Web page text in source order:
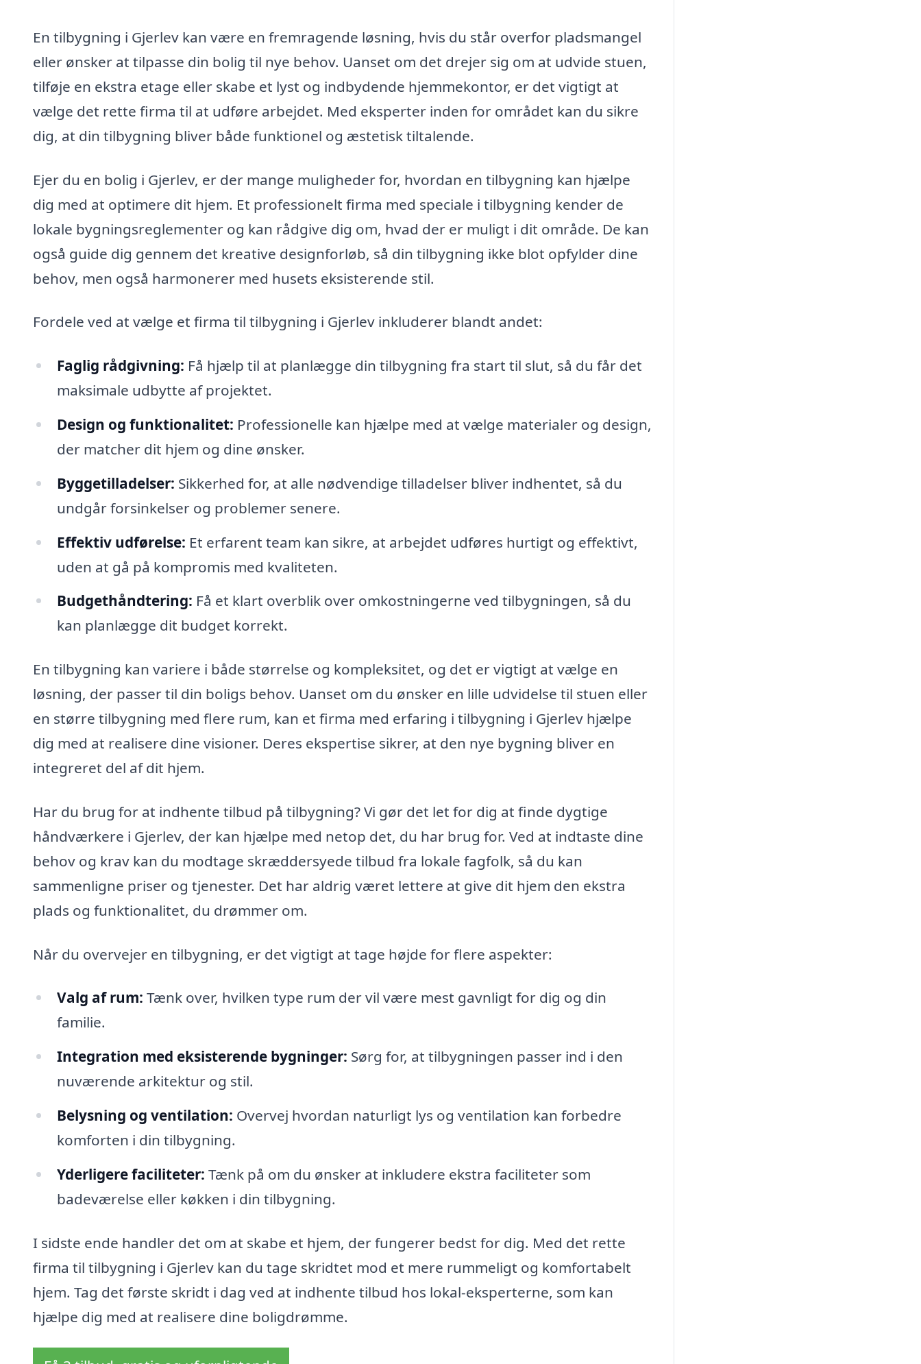
En tilbygning i Gjerlev kan være en fremragende løsning, hvis du står overfor pladsmangel
eller ønsker at tilpasse din bolig til nye behov. Uanset om det drejer sig om at udvide stuen,
tilføje en ekstra etage eller skabe et lyst og indbydende hjemmekontor, er det vigtigt at
vælge det rette firma til at udføre arbejdet. Med eksperter inden for området kan du sikre
dig, at din tilbygning bliver både funktionel og æstetisk tiltalende.
Ejer du en bolig i Gjerlev, er der mange muligheder for, hvordan en tilbygning kan hjælpe
dig med at optimere dit hjem. Et professionelt firma med speciale i tilbygning kender de
lokale bygningsreglementer og kan rådgive dig om, hvad der er muligt i dit område. De kan
også guide dig gennem det kreative designforløb, så din tilbygning ikke blot opfylder dine
behov, men også harmonerer med husets eksisterende stil.
Fordele ved at vælge et firma til tilbygning i Gjerlev inkluderer blandt andet:
Faglig rådgivning: Få hjælp til at planlægge din tilbygning fra start til slut, så du får det
maksimale udbytte af projektet.
Design og funktionalitet: Professionelle kan hjælpe med at vælge materialer og design,
der matcher dit hjem og dine ønsker.
Byggetilladelser: Sikkerhed for, at alle nødvendige tilladelser bliver indhentet, så du
undgår forsinkelser og problemer senere.
Effektiv udførelse: Et erfarent team kan sikre, at arbejdet udføres hurtigt og effektivt,
uden at gå på kompromis med kvaliteten.
Budgethåndtering: Få et klart overblik over omkostningerne ved tilbygningen, så du
kan planlægge dit budget korrekt.
En tilbygning kan variere i både størrelse og kompleksitet, og det er vigtigt at vælge en
løsning, der passer til din boligs behov. Uanset om du ønsker en lille udvidelse til stuen eller
en større tilbygning med flere rum, kan et firma med erfaring i tilbygning i Gjerlev hjælpe
dig med at realisere dine visioner. Deres ekspertise sikrer, at den nye bygning bliver en
integreret del af dit hjem.
Har du brug for at indhente tilbud på tilbygning? Vi gør det let for dig at finde dygtige
håndværkere i Gjerlev, der kan hjælpe med netop det, du har brug for. Ved at indtaste dine
behov og krav kan du modtage skræddersyede tilbud fra lokale fagfolk, så du kan
sammenligne priser og tjenester. Det har aldrig været lettere at give dit hjem den ekstra
plads og funktionalitet, du drømmer om.
Når du overvejer en tilbygning, er det vigtigt at tage højde for flere aspekter:
Valg af rum: Tænk over, hvilken type rum der vil være mest gavnligt for dig og din
familie.
Integration med eksisterende bygninger: Sørg for, at tilbygningen passer ind i den
nuværende arkitektur og stil.
Belysning og ventilation: Overvej hvordan naturligt lys og ventilation kan forbedre
komforten i din tilbygning.
Yderligere faciliteter: Tænk på om du ønsker at inkludere ekstra faciliteter som
badeværelse eller køkken i din tilbygning.
I sidste ende handler det om at skabe et hjem, der fungerer bedst for dig. Med det rette
firma til tilbygning i Gjerlev kan du tage skridtet mod et mere rummeligt og komfortabelt
hjem. Tag det første skridt i dag ved at indhente tilbud hos lokal-eksperterne, som kan
hjælpe dig med at realisere dine boligdrømme.